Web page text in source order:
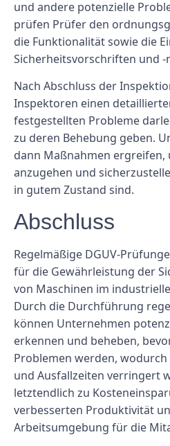
und andere potenzielle
prüfen Prüfer den
die Funktionalität sowie die
Sicherheitsvorschriften und -
Nach Abschluss der
Inspektoren einen
festgestellten Probleme
zu deren Behebung geben.
dann Maßnahmen ergreifen,
anzugehen und
in gutem Zustand sind.
Abschluss
Regelmäßige DGUV-
für die Gewährleistung der
von Maschinen im
Durch die Durchführung
können Unternehmen
erkennen und beheben,
Problemen werden,
und Ausfallzeiten verringert
letztendlich zu
verbesserten Produktivität
Arbeitsumgebung für die